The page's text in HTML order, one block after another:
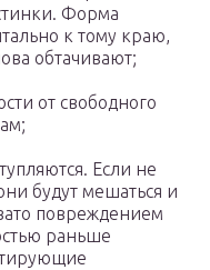
Форма
к тому краю,
обтачивают;
от свободного
Если не
будут мешаться и
повреждением
раньше